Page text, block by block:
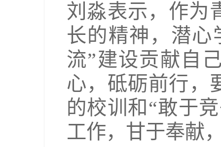
刘淼表示，作为
长的精神，潜心
流”建设贡献自
心，砥砺前行，
的校训和“敢于
工作，甘于奉献